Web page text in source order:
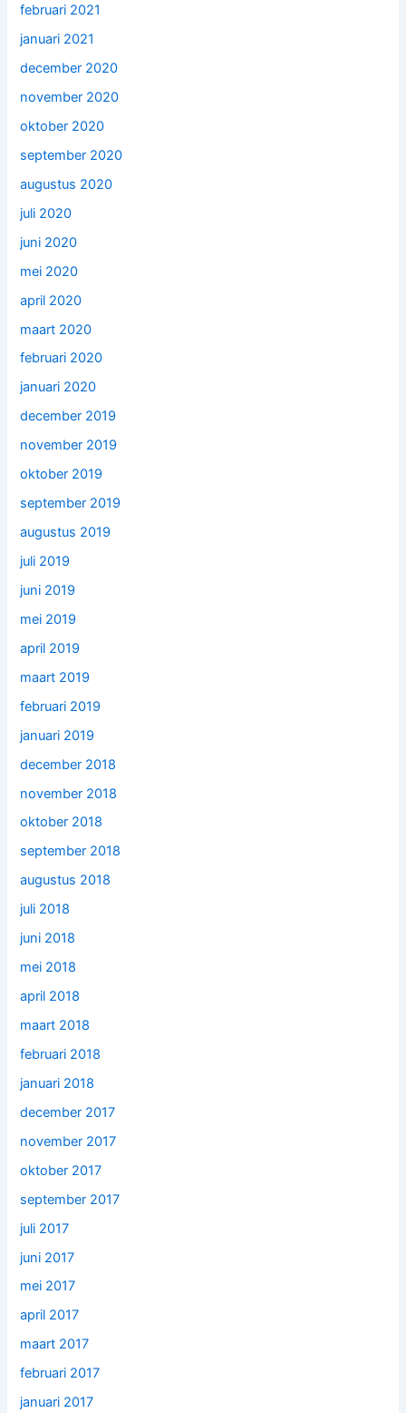
februari 2021
januari 2021
december 2020
november 2020
oktober 2020
september 2020
augustus 2020
juli 2020
juni 2020
mei 2020
april 2020
maart 2020
februari 2020
januari 2020
december 2019
november 2019
oktober 2019
september 2019
augustus 2019
juli 2019
juni 2019
mei 2019
april 2019
maart 2019
februari 2019
januari 2019
december 2018
november 2018
oktober 2018
september 2018
augustus 2018
juli 2018
juni 2018
mei 2018
april 2018
maart 2018
februari 2018
januari 2018
december 2017
november 2017
oktober 2017
september 2017
juli 2017
juni 2017
mei 2017
april 2017
maart 2017
februari 2017
januari 2017